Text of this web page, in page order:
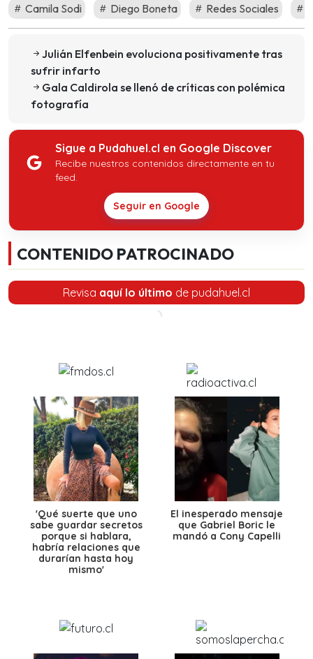
Camila Sodi Diego Boneta Redes Sociales
Julián Elfenbein evoluciona positivamente tras
sufrir infarto
Gala Caldirola se llenó de críticas con polémica
fotografía
Sigue a Pudahuel.cl en Google Discover
Recibe nuestros contenidos directamente en tu
feed.
Seguir en Google
CONTENIDO PATROCINADO
Revisa aquí lo último de pudahuel.cl
'Qué suerte que uno
sabe guardar secretos
porque si hablara,
habría relaciones que
durarían hasta hoy
mismo'
El inesperado mensaje
que Gabriel Boric le
mandó a Cony Capelli